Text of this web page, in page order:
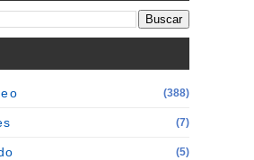
(388)
(7)
(5)